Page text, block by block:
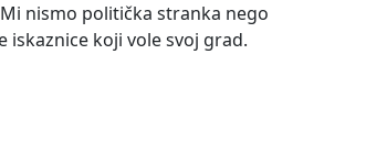
nismo politička stranka nego
koji vole svoj grad.